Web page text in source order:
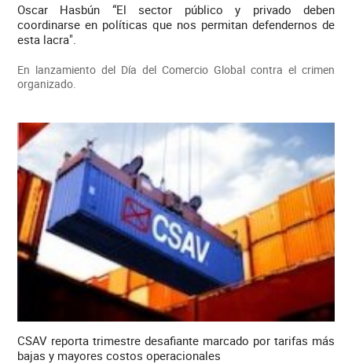
Oscar Hasbún “El sector público y privado deben
coordinarse en políticas que nos permitan defendernos de
esta lacra".
En lanzamiento del Día del Comercio Global contra el crimen
organizado.
CSAV reporta trimestre desafiante marcado por tarifas más
bajas y mayores costos operacionales